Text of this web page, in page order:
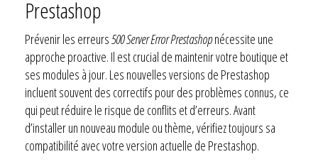
Prestashop
Prévenir les erreurs500 Server Error Prestashopnécessite une
approche proactive. Il est crucial de maintenir votre boutique et
ses modules à jour. Les nouvelles versions de Prestashop
incluent souvent des correctifs pour des problèmes connus, ce
qui peut réduire le risque de conflits et d’erreurs. Avant
d’installer un nouveau module ou thème, vérifiez toujours sa
compatibilité avec votre version actuelle de Prestashop.